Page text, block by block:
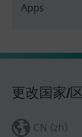
Apps
更改国家/
CN (zh)